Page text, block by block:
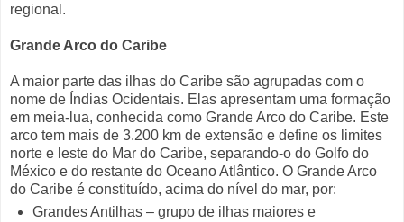
regional.
Grande Arco do Caribe
A maior parte das ilhas do Caribe são agrupadas com o
nome de Índias Ocidentais. Elas apresentam uma formação
em meia-lua, conhecida como Grande Arco do Caribe. Este
arco tem mais de 3.200 km de extensão e define os limites
norte e leste do Mar do Caribe, separando-o do Golfo do
México e do restante do Oceano Atlântico. O Grande Arco
do Caribe é constituído, acima do nível do mar, por:
Grandes Antilhas – grupo de ilhas maiores e